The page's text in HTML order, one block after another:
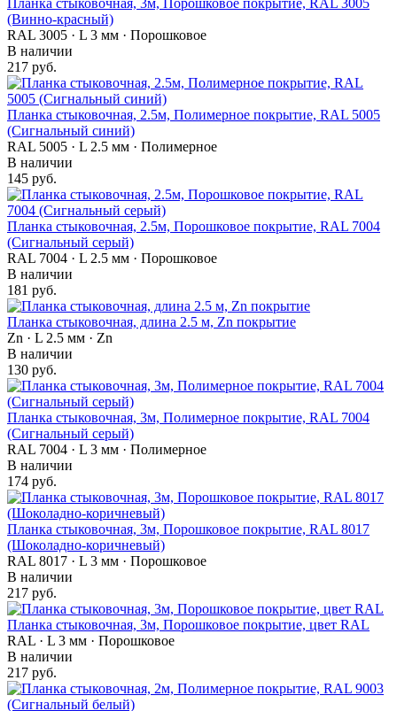
(Винно-красный)
RAL 3005 · L 3 мм · Порошковое
В наличии
217 руб.
Планка стыковочная, 2.5м, Полимерное покрытие, RAL 5005
(Сигнальный синий)
RAL 5005 · L 2.5 мм · Полимерное
В наличии
145 руб.
Планка стыковочная, 2.5м, Порошковое покрытие, RAL 7004
(Сигнальный серый)
RAL 7004 · L 2.5 мм · Порошковое
В наличии
181 руб.
Планка стыковочная, длина 2.5 м, Zn покрытие
Zn · L 2.5 мм · Zn
В наличии
130 руб.
Планка стыковочная, 3м, Полимерное покрытие, RAL 7004
(Сигнальный серый)
RAL 7004 · L 3 мм · Полимерное
В наличии
174 руб.
Планка стыковочная, 3м, Порошковое покрытие, RAL 8017
(Шоколадно-коричневый)
RAL 8017 · L 3 мм · Порошковое
В наличии
217 руб.
Планка стыковочная, 3м, Порошковое покрытие, цвет RAL
RAL · L 3 мм · Порошковое
В наличии
217 руб.